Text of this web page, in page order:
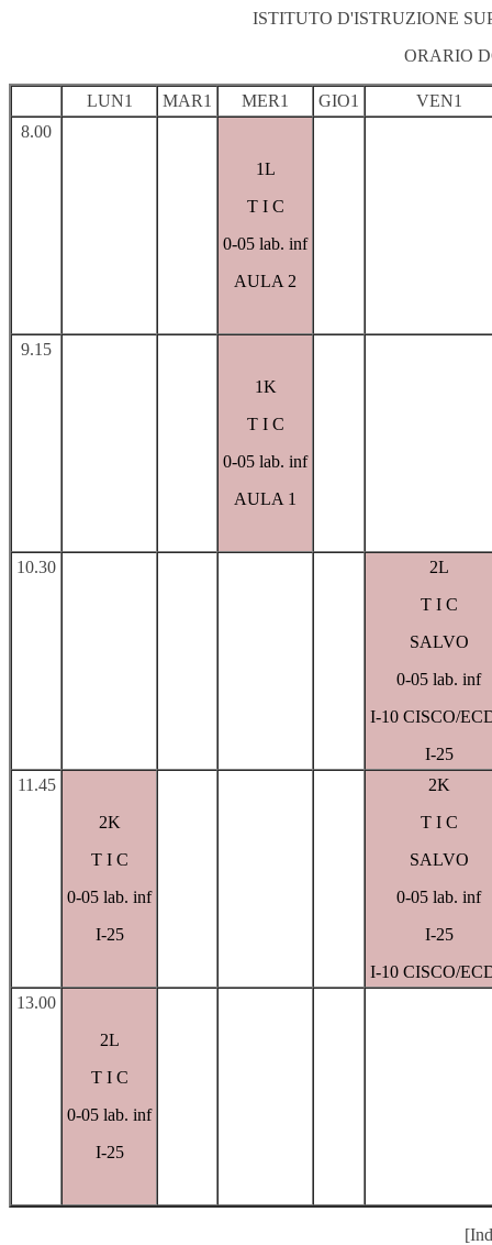
ISTITUTO D'ISTRUZIONE
ORARIO
LUN1 MAR1 MER1 GIO1
VEN1
8.00
1L
T I C
0-05 lab. inf
AULA 2
9.15
1K
T I C
0-05 lab. inf
AULA 1
10.30
2L
T I C
SALVO
0-05 lab. inf
I-10 CISCO/
I-25
11.45
2K
T I C
0-05 lab. inf
I-25
2K
T I C
SALVO
0-05 lab. inf
I-25
I-10 CISCO/
13.00
2L
T I C
0-05 lab. inf
I-25